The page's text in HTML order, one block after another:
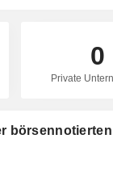
0
Private